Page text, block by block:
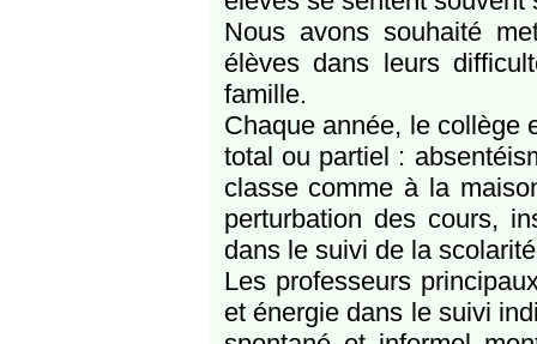
Nous avons souhaité
élèves dans leurs
famille.
Chaque année, le collège
total ou partiel :
classe comme à la
perturbation des cours,
dans le suivi de la
Les professeurs
et énergie dans le suivi